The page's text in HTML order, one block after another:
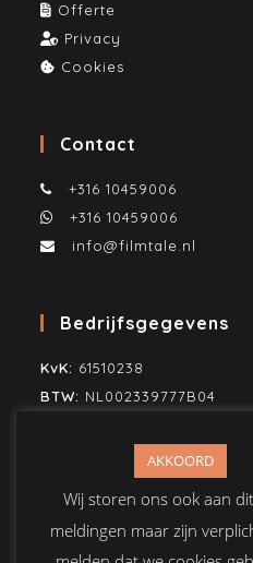
Offerte
Privacy
Cookies
Contact
+316 10459006
+316 10459006
info@filmtale.nl
Bedrijfsgegevens
KvK: 61510238
BTW: NL002339777B04
NL80KNAB0259860883
T.n.v. Mike Jonker Media
AKKOORD
Wij storen ons ook aan
meldingen maar zijn